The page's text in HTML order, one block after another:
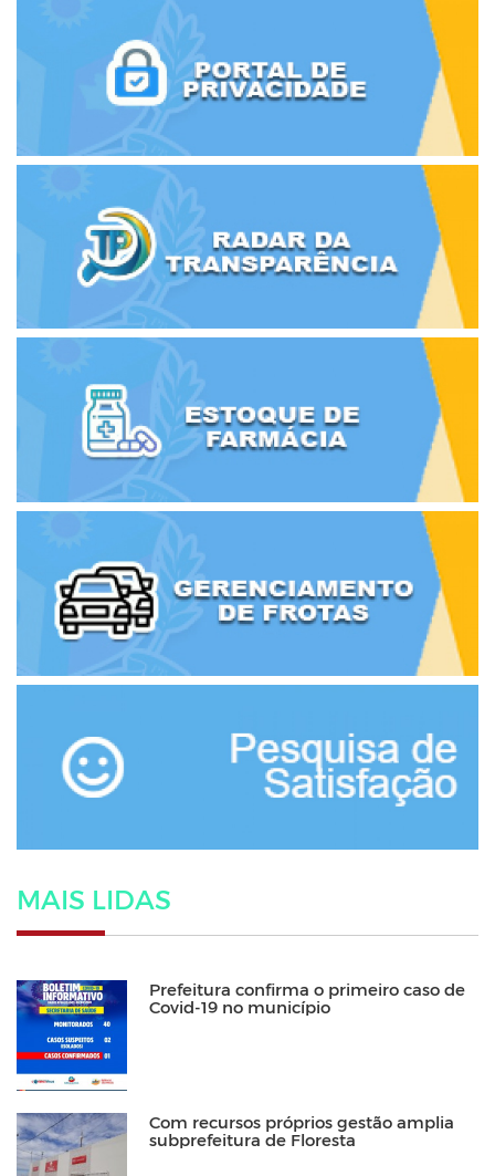
MAIS LIDAS
Prefeitura confirma o primeiro caso de
Covid-19 no município
Com recursos próprios gestão amplia
subprefeitura de Floresta